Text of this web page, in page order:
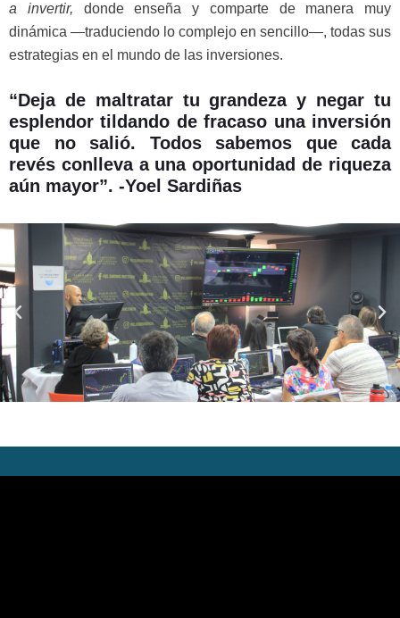
a invertir, donde enseña y comparte de manera muy
dinámica —traduciendo lo complejo en sencillo—, todas sus
estrategias en el mundo de las inversiones.
“Deja de maltratar tu grandeza y negar tu
esplendor tildando de fracaso una inversión
que no salió. Todos sabemos que cada
revés conlleva a una oportunidad de riqueza
aún mayor”. -Yoel Sardiñas